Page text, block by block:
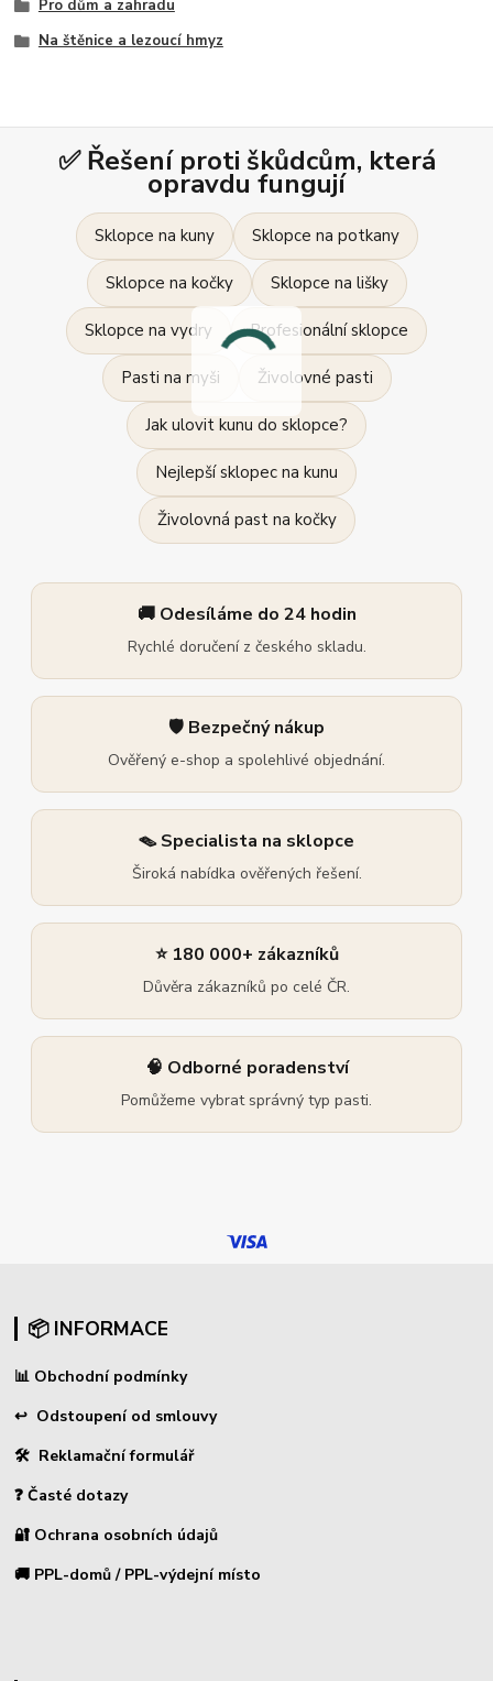
Pro dům a zahradu
Na štěnice a lezoucí hmyz
✅ Řešení proti škůdcům, která
opravdu fungují
Sklopce na kuny Sklopce na potkany
Sklopce na kočky Sklopce na lišky
Sklopce na vydry Profesionální sklopce
Pasti na myši Živolovné pasti
Jak ulovit kunu do sklopce?
Nejlepší sklopec na kunu
Živolovná past na kočky
🚚 Odesíláme do 24 hodin
Rychlé doručení z českého skladu.
🛡️ Bezpečný nákup
Ověřený e-shop a spolehlivé objednání.
🪤 Specialista na sklopce
Široká nabídka ověřených řešení.
⭐ 180 000+ zákazníků
Důvěra zákazníků po celé ČR.
🧠 Odborné poradenství
Pomůžeme vybrat správný typ pasti.
📦 INFORMACE
📊 Obchodní podmínky
↩ Odstoupení od smlouvy
🛠 Reklamační formulář
❓ Časté dotazy
🔐 Ochrana osobních údajů
🚚 PPL-domů / PPL-výdejní místo